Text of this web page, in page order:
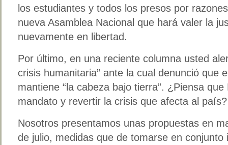
los estudiantes y todos los presos por
nueva Asamblea Nacional que hará valer la
nuevamente en libertad.
Por último, en una reciente columna usted
crisis humanitaria” ante la cual denunció que
mantiene “la cabeza bajo tierra”. ¿Piensa
mandato y revertir la crisis que afecta al país?
Nosotros presentamos unas propuestas en
de julio, medidas que de tomarse en